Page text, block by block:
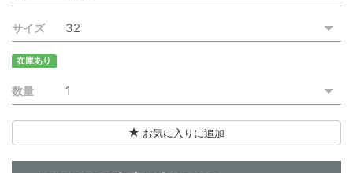
サイズ
在庫あり
数量
お気に入りに追加